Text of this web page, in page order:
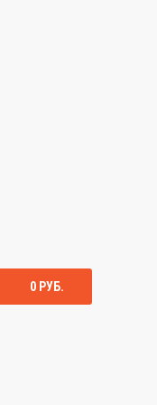
0 РУБ.